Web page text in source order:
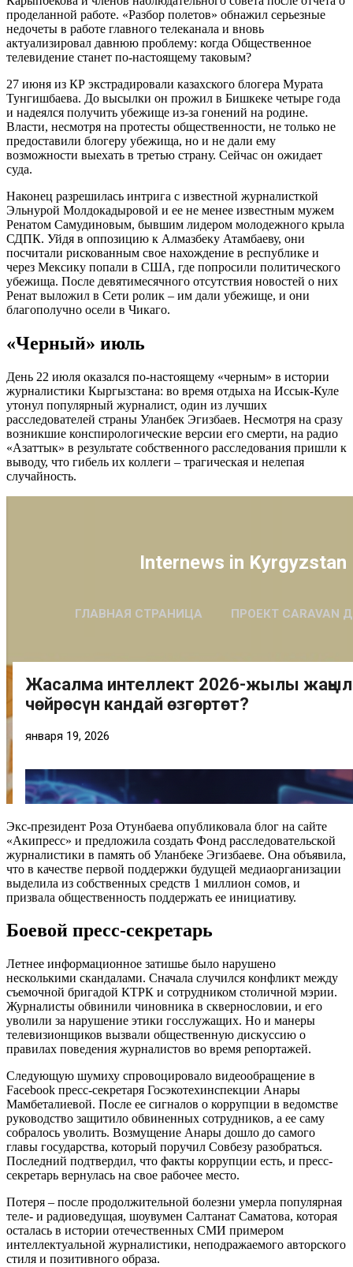
проделанной работе. «Разбор полетов» обнажил серьезные
недочеты в работе главного телеканала и вновь
актуализировал давнюю проблему: когда Общественное
телевидение станет по-настоящему таковым?
27 июня из КР экстрадировали казахского блогера Мурата
Тунгишбаева. До высылки он прожил в Бишкеке четыре года
и надеялся получить убежище из-за гонений на родине.
Власти, несмотря на протесты общественности, не только не
предоставили блогеру убежища, но и не дали ему
возможности выехать в третью страну. Сейчас он ожидает
суда.
Наконец разрешилась интрига с известной журналисткой
Эльнурой Молдокадыровой и ее не менее известным мужем
Ренатом Самудиновым, бывшим лидером молодежного крыла
СДПК. Уйдя в оппозицию к Алмазбеку Атамбаеву, они
посчитали рискованным свое нахождение в республике и
через Мексику попали в США, где попросили политического
убежища. После девятимесячного отсутствия новостей о них
Ренат выложил в Сети ролик – им дали убежище, и они
благополучно осели в Чикаго.
«Черный» июль
День 22 июля оказался по-настоящему «черным» в истории
журналистики Кыргызстана: во время отдыха на Иссык-Куле
утонул популярный журналист, один из лучших
расследователей страны Уланбек Эгизбаев. Несмотря на сразу
возникшие конспирологические версии его смерти, на радио
«Азаттык» в результате собственного расследования пришли к
выводу, что гибель их коллеги – трагическая и нелепая
случайность.
Экс-президент Роза Отунбаева опубликовала блог на сайте
«Акипресс» и предложила создать Фонд расследовательской
журналистики в память об Уланбеке Эгизбаеве. Она объявила,
что в качестве первой поддержки будущей медиаорганизации
выделила из собственных средств 1 миллион сомов, и
призвала общественность поддержать ее инициативу.
Боевой пресс-секретарь
Летнее информационное затишье было нарушено
несколькими скандалами. Сначала случился конфликт между
съемочной бригадой КТРК и сотрудником столичной мэрии.
Журналисты обвинили чиновника в сквернословии, и его
уволили за нарушение этики госслужащих. Но и манеры
телевизионщиков вызвали общественную дискуссию о
правилах поведения журналистов во время репортажей.
Следующую шумиху спровоцировало видеообращение в
Facebook пресс-секретаря Госэкотехинспекции Анары
Мамбеталиевой. После ее сигналов о коррупции в ведомстве
руководство защитило обвиненных сотрудников, а ее саму
собралось уволить. Возмущение Анары дошло до самого
главы государства, который поручил Совбезу разобраться.
Последний подтвердил, что факты коррупции есть, и пресс-
секретарь вернулась на свое рабочее место.
Потеря – после продолжительной болезни умерла популярная
теле- и радиоведущая, шоувумен Салтанат Саматова, которая
осталась в истории отечественных СМИ примером
интеллектуальной журналистики, неподражаемого авторского
стиля и позитивного образа.